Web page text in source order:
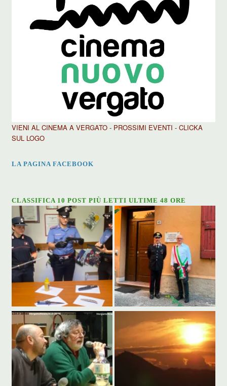
VIENI AL CINEMA A VERGATO - PROSSIMI EVENTI - CLICKA
SUL LOGO
LA PAGINA FACEBOOK
CLASSIFICA 10 POST PIÙ LETTI ULTIME 48 ORE